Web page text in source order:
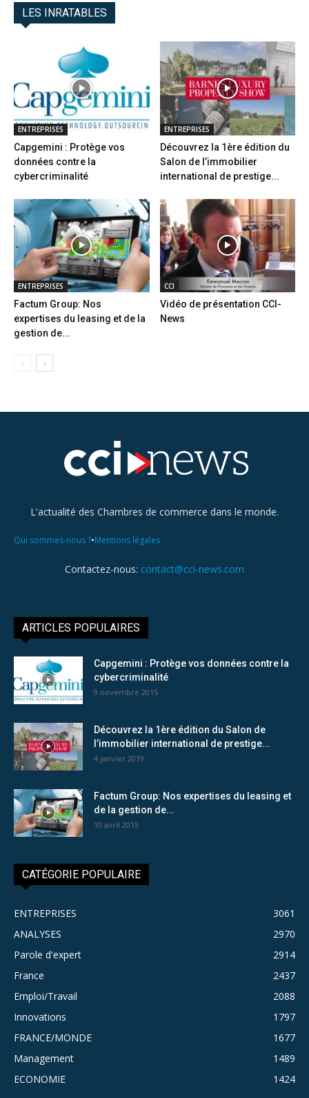
LES INRATABLES
ENTREPRISES
Capgemini : Protège vos
données contre la
cybercriminalité
ENTREPRISES
Découvrez la 1ère édition du
Salon de l’immobilier
international de prestige...
ENTREPRISES
Factum Group: Nos
expertises du leasing et de la
gestion de...
CCI
Vidéo de présentation CCI-
News
L'actualité des Chambres de commerce dans le monde.
Qui sommes-nous ?•Mentions légales
Contactez-nous: contact@cci-news.com
ARTICLES POPULAIRES
Capgemini : Protège vos données contre la
cybercriminalité
9 novembre 2015
Découvrez la 1ère édition du Salon de
l’immobilier international de prestige...
4 janvier 2019
Factum Group: Nos expertises du leasing et
de la gestion de...
10 avril 2019
CATÉGORIE POPULAIRE
ENTREPRISES
3061
ANALYSES
2970
Parole d'expert
2914
France
2437
Emploi/Travail
2088
Innovations
1797
FRANCE/MONDE
1677
Management
1489
ECONOMIE
1424